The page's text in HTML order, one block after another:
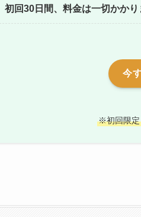
初回30日間、料金は一切かかり
今
※初回限定